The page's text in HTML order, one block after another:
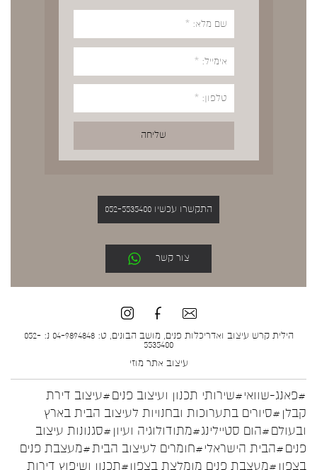
התקשרו עכשיו 052-5535400
צור קשר
הילית קרש עיצוב ואדריכלות פנים, מושב הבונים, ט: 04-9894848 נ: 052-
5535400
עיצוב אתר מוזי
#פאנג-שוואי#שירותי תכנון ועיצוב פנים#עיצוב דירת
קבלן #סיורים בתערוכות ובחנויות לעיצוב הבית בארץ
ובעולם#הום סטיילינג#מתודולוגיה ועיון #סגנונות עיצוב
פנים#הבית הישראלי#חומרים לעיצוב הבית#מעצבת פנים
בצפון #מעצבת פנים מומלצת בצפון#תכנון ושיפוץ דירות